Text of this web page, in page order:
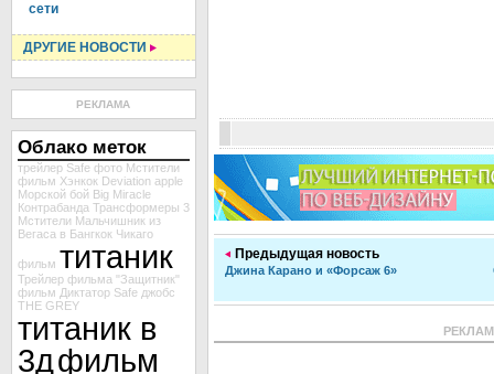
сети
ДРУГИЕ НОВОСТИ
РЕКЛАМА
Облако меток
трейлер Safe фото Мстители
фильм Хэнкок Deviation apple
Морской бой Big Miracle
Контрабанда Трансформеры 3
Мстители Мальчишник из
Вегаса в Бангкок Чикаго
фильм титаник
Трейлер фильма "Защитник"
фильм Диктатор Safe джобс
THE GREY
титаник в
3дфильм
Предыдущая новость
Джина Карано и «Форсаж 6»